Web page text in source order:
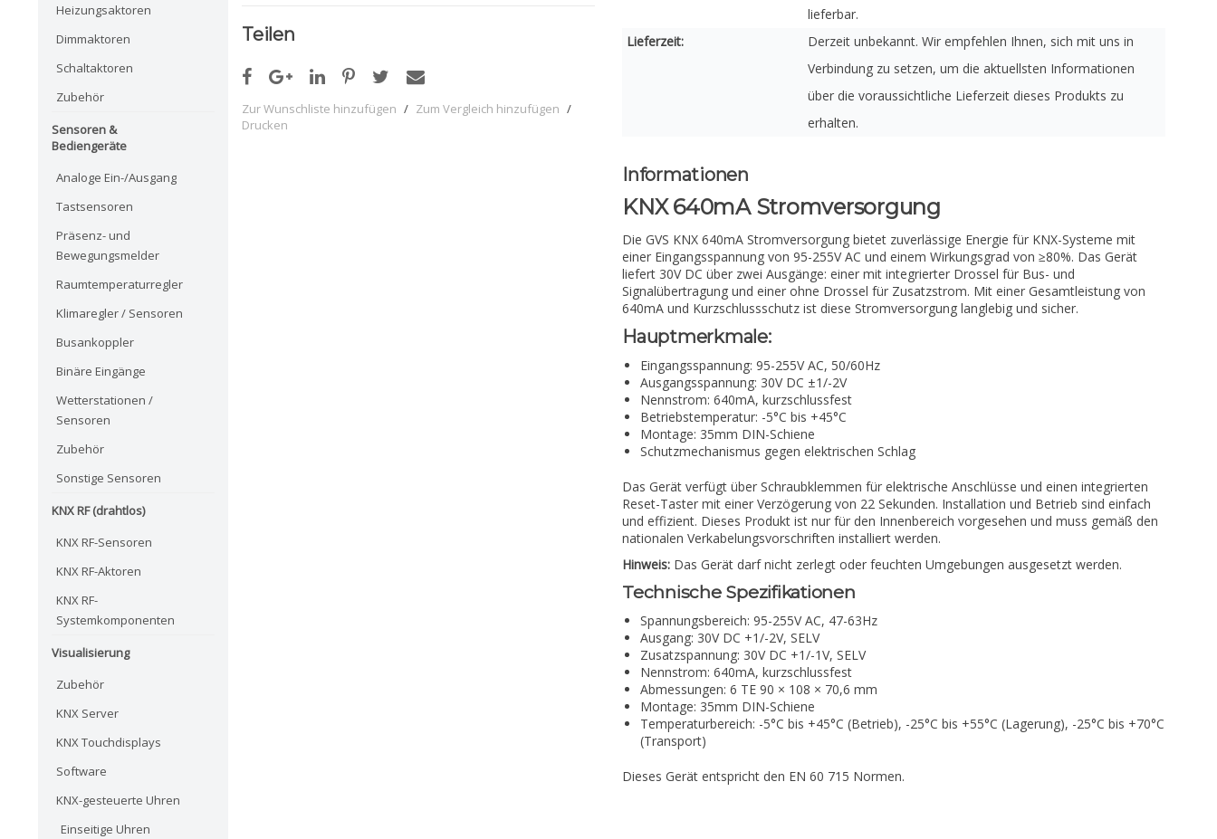
Heizungsaktoren
Dimmaktoren
Schaltaktoren
Zubehör
Sensoren &
Bediengeräte
Analoge Ein-/Ausgang
Tastsensoren
Präsenz- und
Bewegungsmelder
Raumtemperaturregler
Klimaregler / Sensoren
Busankoppler
Binäre Eingänge
Wetterstationen /
Sensoren
Zubehör
Sonstige Sensoren
KNX RF (drahtlos)
KNX RF-Sensoren
KNX RF-Aktoren
KNX RF-
Systemkomponenten
Visualisierung
Zubehör
KNX Server
KNX Touchdisplays
Software
KNX-gesteuerte Uhren
Einseitige Uhren
Teilen
Zur Wunschliste hinzufügen / Zum Vergleich hinzufügen /
Drucken
lieferbar.
Lieferzeit:
Derzeit unbekannt. Wir empfehlen Ihnen, sich mit uns in
Verbindung zu setzen, um die aktuellsten Informationen
über die voraussichtliche Lieferzeit dieses Produkts zu
erhalten.
Informationen
KNX 640mA Stromversorgung
Die GVS KNX 640mA Stromversorgung bietet zuverlässige Energie für KNX-Systeme mit
einer Eingangsspannung von 95-255V AC und einem Wirkungsgrad von ≥80%. Das Gerät
liefert 30V DC über zwei Ausgänge: einer mit integrierter Drossel für Bus- und
Signalübertragung und einer ohne Drossel für Zusatzstrom. Mit einer Gesamtleistung von
640mA und Kurzschlussschutz ist diese Stromversorgung langlebig und sicher.
Hauptmerkmale:
Eingangsspannung: 95-255V AC, 50/60Hz
Ausgangsspannung: 30V DC ±1/-2V
Nennstrom: 640mA, kurzschlussfest
Betriebstemperatur: -5°C bis +45°C
Montage: 35mm DIN-Schiene
Schutzmechanismus gegen elektrischen Schlag
Das Gerät verfügt über Schraubklemmen für elektrische Anschlüsse und einen integrierten
Reset-Taster mit einer Verzögerung von 22 Sekunden. Installation und Betrieb sind einfach
und effizient. Dieses Produkt ist nur für den Innenbereich vorgesehen und muss gemäß den
nationalen Verkabelungsvorschriften installiert werden.
Hinweis: Das Gerät darf nicht zerlegt oder feuchten Umgebungen ausgesetzt werden.
Technische Spezifikationen
Spannungsbereich: 95-255V AC, 47-63Hz
Ausgang: 30V DC +1/-2V, SELV
Zusatzspannung: 30V DC +1/-1V, SELV
Nennstrom: 640mA, kurzschlussfest
Abmessungen: 6 TE 90 × 108 × 70,6 mm
Montage: 35mm DIN-Schiene
Temperaturbereich: -5°C bis +45°C (Betrieb), -25°C bis +55°C (Lagerung), -25°C bis +70°C
(Transport)
Dieses Gerät entspricht den EN 60 715 Normen.